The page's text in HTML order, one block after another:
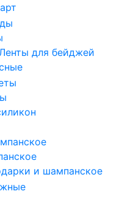
для бейджей
и шампанское